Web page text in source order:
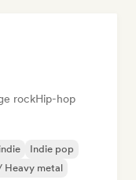
rockHip-hop
Indie pop
Heavy metal